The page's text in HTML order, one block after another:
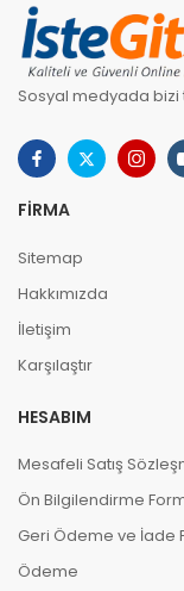
Sosyal medyada bizi
FIRMA
Sitemap
Hakkımızda
İletişim
Karşılaştır
HESABIM
Mesafeli Satış
Ön Bilgilendirme
Geri Ödeme ve İade
Ödeme